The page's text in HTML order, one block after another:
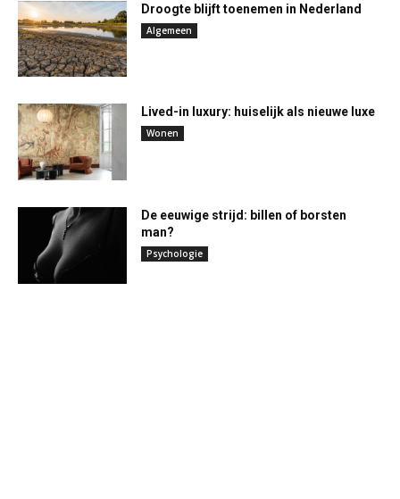
Droogte blijft toenemen in Nederland
Algemeen
Lived-in luxury: huiselijk als nieuwe luxe
Wonen
De eeuwige strijd: billen of borsten
man?
Psychologie